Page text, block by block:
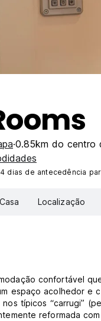
0.85km do centro
dias de antecedência
Localização
confortável
espaço acolhedor
nos típicos “carrugi”
reformada